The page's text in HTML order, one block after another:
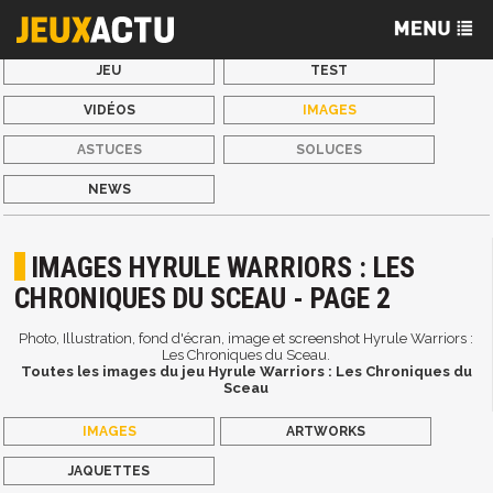
JEU TEST
VIDÉOS IMAGES
ASTUCES SOLUCES
NEWS
IMAGES HYRULE WARRIORS : LES
CHRONIQUES DU SCEAU - PAGE 2
Photo, Illustration, fond d'écran, image et screenshot Hyrule Warriors :
Les Chroniques du Sceau.
Toutes les images du jeu Hyrule Warriors : Les Chroniques du
Sceau
IMAGES ARTWORKS
JAQUETTES